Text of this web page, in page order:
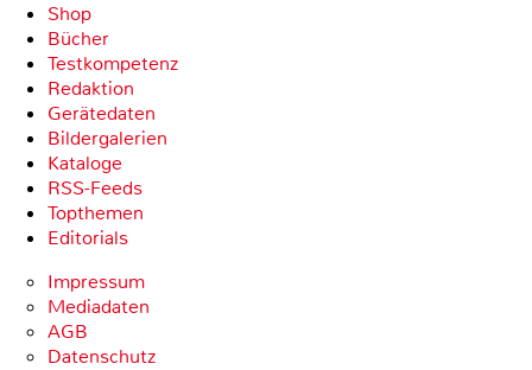
Shop
Bücher
Testkompetenz
Redaktion
Gerätedaten
Bildergalerien
Kataloge
RSS-Feeds
Topthemen
Editorials
Impressum
Mediadaten
AGB
Datenschutz